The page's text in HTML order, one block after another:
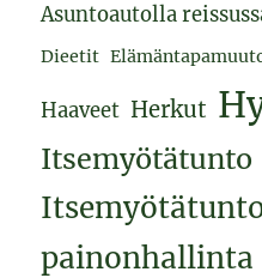
Asuntoautolla
Dieetit
Haaveet Herkut
Itsemyötätunto
painonhallinta